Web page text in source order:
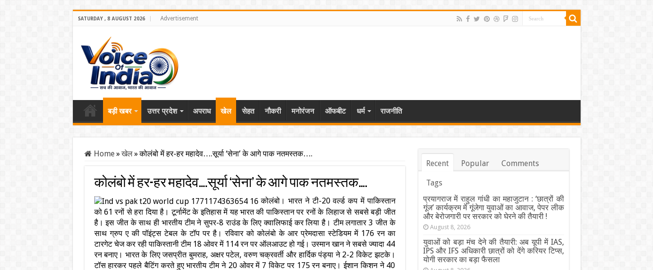
SATURDAY , 8 AUGUST 2026 Advertisement
बड़ी खबर उत्तर प्रदेश अपराध खेल सेहत नौकरी मनोरंजन ऑफबीट धर्म राजनीति
Home»खेल»कोलंबो में हर-हर महादेव….सूर्या ‘सेना’ के आगे पाक नतमस्तक….
कोलंबो में हर-हर महादेव….सूर्या ‘सेना’ के आगे पाक नतमस्तक….
कोलंबो। भारत ने टी-20 वर्ल्ड कप में पाकिस्तान
को 61 रनों से हरा दिया है। टूर्नामेंट के इतिहास में यह भारत की पाकिस्तान पर रनों के लिहाज से सबसे बड़ी जीत
है। इस जीत के साथ ही भारतीय टीम ने सुपर-8 राउंड के लिए क्वालिफाई कर लिया है। टीम लगातार 3 जीत के
साथ ग्रुप ए की पॉइंट्स टेबल के टॉप पर है। रविवार को कोलंबो के आर प्रेमदासा स्टेडियम में 176 रन का
टारगेट चेज कर रही पाकिस्तानी टीम 18 ओवर में 114 रन पर ऑलआउट हो गई। उस्मान खान ने सबसे ज्यादा 44
रन बनाए। भारत के लिए जसप्रीत बुमराह, अक्षर पटेल, वरुण चक्रवर्ती और हार्दिक पंड्या ने 2-2 विकेट झटके।
टॉस हारकर पहले बैटिंग करते हुए भारतीय टीम ने 20 ओवर में 7 विकेट पर 175 रन बनाए। ईशान किशन ने 40
Recent Popular Comments
Tags
प्रयागराज में राहुल गांधी का महाजुटान : ‘छात्रों की
गूंज’ कार्यक्रम में गूंजेगा युवाओं का आवाज, पेपर लीक
और बेरोजगारी पर सरकार को घेरने की तैयारी !
August 8, 2026
युवाओं को बड़ा मंच देने की तैयारी: अब यूपी में IAS,
IPS और IFS अधिकारी छात्रों को देंगे करियर टिप्स,
योगी सरकार का बड़ा फैसला